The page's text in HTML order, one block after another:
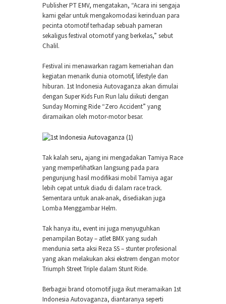
Publisher PT EMV, mengatakan, “Acara ini sengaja
kami gelar untuk mengakomodasi kerinduan para
pecinta otomotif terhadap sebuah pameran
sekaligus festival otomotif yang berkelas,” sebut
Chalil.
Festival ini menawarkan ragam kemeriahan dan
kegiatan menarik dunia otomotif, lifestyle dan
hiburan. 1st Indonesia Autovaganza akan dimulai
dengan Super Kids Fun Run lalu diikuti dengan
Sunday Morning Ride “Zero Accident” yang
diramaikan oleh motor-motor besar.
Tak kalah seru, ajang ini mengadakan Tamiya Race
yang memperlihatkan langsung pada para
pengunjung hasil modifikasi mobil Tamiya agar
lebih cepat untuk diadu di dalam race track.
Sementara untuk anak-anak, disediakan juga
Lomba Menggambar Helm.
Tak hanya itu, event ini juga menyuguhkan
penampilan Botay – atlet BMX yang sudah
mendunia serta aksi Reza SS – stunter profesional
yang akan melakukan aksi ekstrem dengan motor
Triumph Street Triple dalam Stunt Ride.
Berbagai brand otomotif juga ikut meramaikan 1st
Indonesia Autovaganza, diantaranya seperti